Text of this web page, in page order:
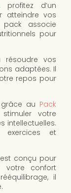
profitez d’un
atteindre vos
associe
pour
résoudre vos
adaptées. Il
repos pour
au Pack
votre
intellectuelles.
exercices et
est conçu pour
votre confort
il